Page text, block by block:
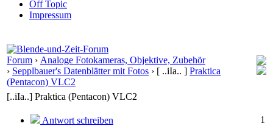
Off Topic
Impressum
Forum › Analoge Fotokameras, Objektive, Zubehör
› Sepplbauer's Datenblätter mit Fotos › [ ..iIa.. ] Praktica
(Pentacon) VLC2
[..iIa..] Praktica (Pentacon) VLC2
Antwort schreiben 1